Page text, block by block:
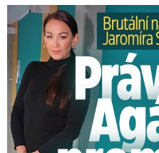
Brutální napadení Soukupa.